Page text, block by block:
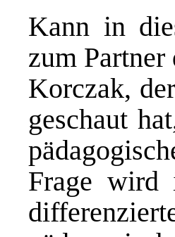
Kann in
zum Partner
Korczak,
geschaut
Frage wird